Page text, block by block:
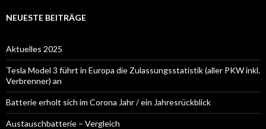
NEUESTE BEITRÄGE
Aktuelles 2025
Tesla Model 3 führt in Europa die Zulassungsstatistik (aller PKW inkl.
Verbrenner) an
Batterie erholt sich im Corona Jahr / ein Jahresrückblick
Austauschbatterie – Vergleich